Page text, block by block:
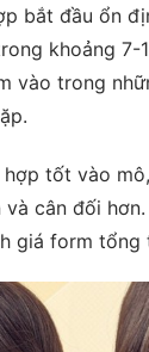
bắt đầu ổn
khoảng 7-
vào trong
tốt vào
và cân đối
giá form tổng